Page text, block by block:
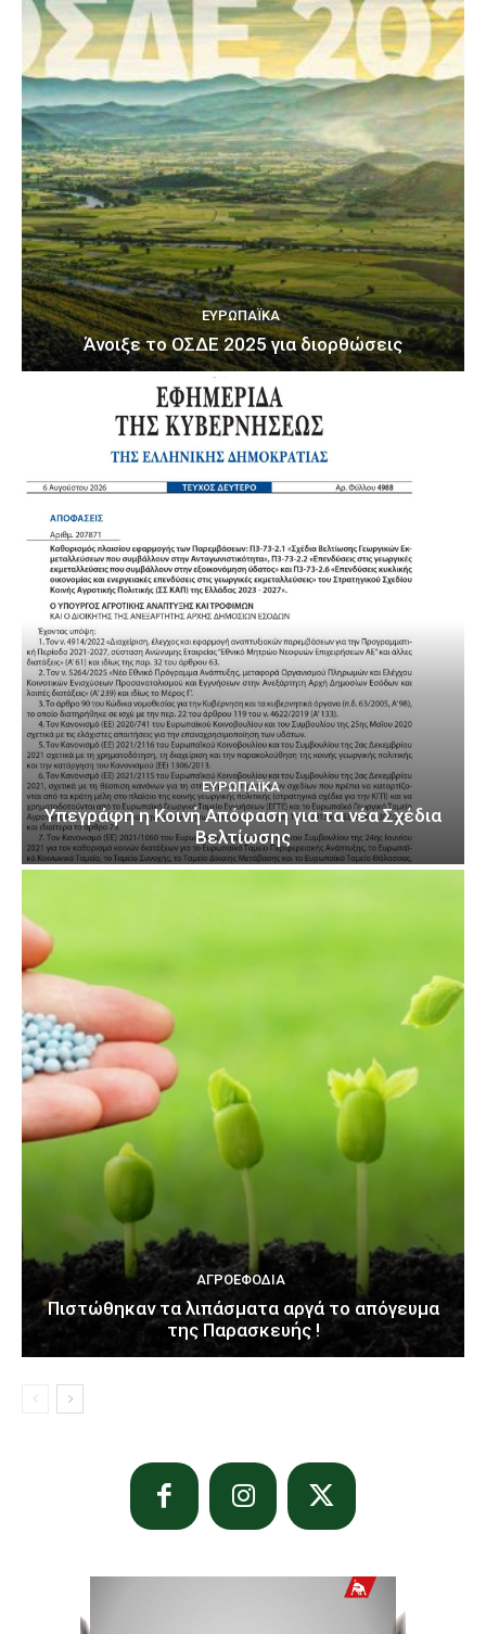
ΕΥΡΩΠΑΪΚΆ
Άνοιξε το ΟΣΔΕ 2025 για διορθώσεις
ΕΥΡΩΠΑΪΚΆ
Υπεγράφη η Κοινή Απόφαση για τα νέα Σχέδια
Βελτίωσης
ΑΓΡΟΕΦΌΔΙΑ
Πιστώθηκαν τα λιπάσματα αργά το απόγευμα
της Παρασκευής !